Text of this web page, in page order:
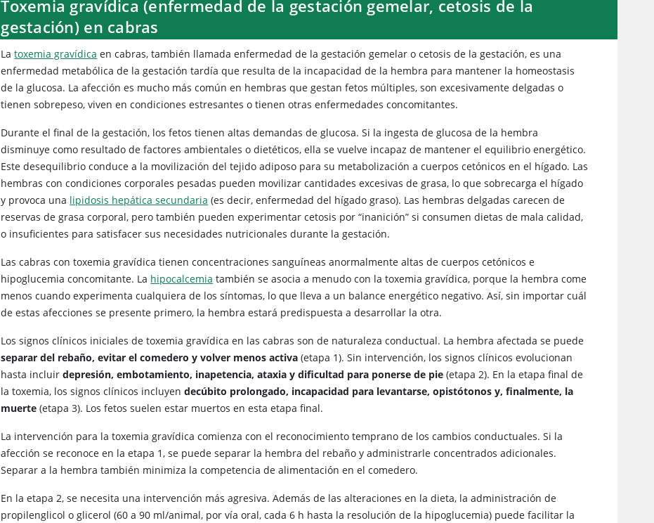
Toxemia gravídica (enfermedad de la gestación gemelar, cetosis de la
gestación) en cabras
Latoxemia gravídica en cabras, también llamada enfermedad de la gestación gemelar o cetosis de la gestación, es una
enfermedad metabólica de la gestación tardía que resulta de la incapacidad de la hembra para mantener la homeostasis
de la glucosa. La afección es mucho más común en hembras que gestan fetos múltiples, son excesivamente delgadas o
tienen sobrepeso, viven en condiciones estresantes o tienen otras enfermedades concomitantes.
Durante el final de la gestación, los fetos tienen altas demandas de glucosa. Si la ingesta de glucosa de la hembra
disminuye como resultado de factores ambientales o dietéticos, ella se vuelve incapaz de mantener el equilibrio energético.
Este desequilibrio conduce a la movilización del tejido adiposo para su metabolización a cuerpos cetónicos en el hígado. Las
hembras con condiciones corporales pesadas pueden movilizar cantidades excesivas de grasa, lo que sobrecarga el hígado
y provoca una lipidosis hepática secundaria (es decir, enfermedad del hígado graso). Las hembras delgadas carecen de
reservas de grasa corporal, pero también pueden experimentar cetosis por “inanición” si consumen dietas de mala calidad,
o insuficientes para satisfacer sus necesidades nutricionales durante la gestación.
Las cabras con toxemia gravídica tienen concentraciones sanguíneas anormalmente altas de cuerpos cetónicos e
hipoglucemia concomitante. La hipocalcemia también se asocia a menudo con la toxemia gravídica, porque la hembra come
menos cuando experimenta cualquiera de los síntomas, lo que lleva a un balance energético negativo. Así, sin importar cuál
de estas afecciones se presente primero, la hembra estará predispuesta a desarrollar la otra.
Los signos clínicos iniciales de toxemia gravídica en las cabras son de naturaleza conductual. La hembra afectada se puede
separar del rebaño, evitar el comedero y volver menos activa (etapa 1). Sin intervención, los signos clínicos evolucionan
hasta incluirdepresión, embotamiento, inapetencia, ataxia y dificultad para ponerse de pie (etapa 2). En la etapa final de
la toxemia, los signos clínicos incluyendecúbito prolongado, incapacidad para levantarse, opistótonos y, finalmente, la
muerte (etapa 3). Los fetos suelen estar muertos en esta etapa final.
La intervención para la toxemia gravídica comienza con el reconocimiento temprano de los cambios conductuales. Si la
afección se reconoce en la etapa 1, se puede separar la hembra del rebaño y administrarle concentrados adicionales.
Separar a la hembra también minimiza la competencia de alimentación en el comedero.
En la etapa 2, se necesita una intervención más agresiva. Además de las alteraciones en la dieta, la administración de
propilenglicol o glicerol (60 a 90 ml/animal, por vía oral, cada 6 h hasta la resolución de la hipoglucemia) puede facilitar la